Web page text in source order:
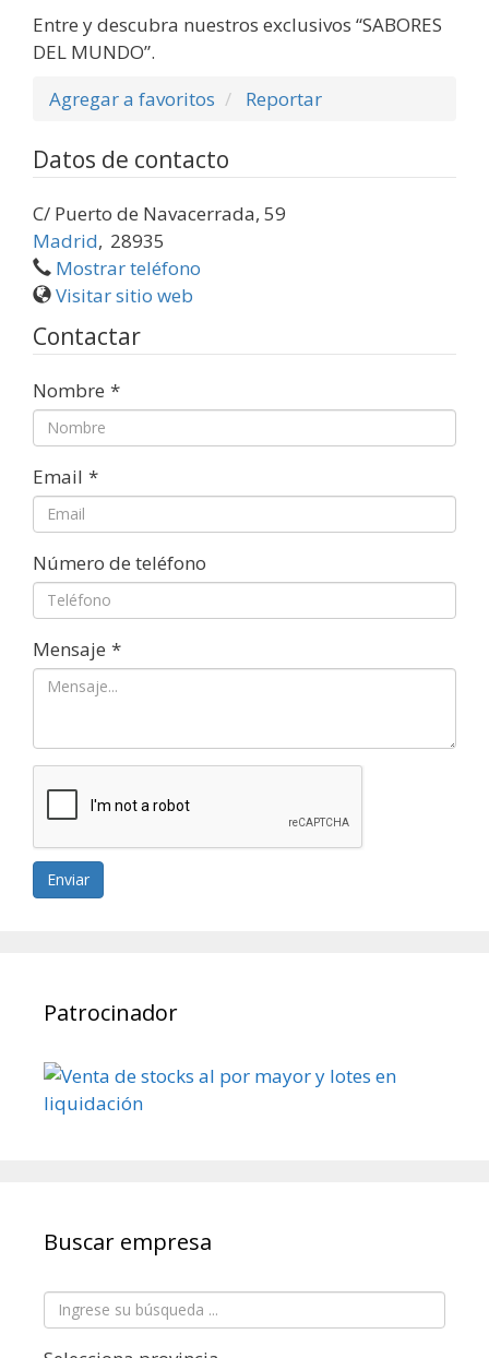
Entre y descubra nuestros exclusivos “SABORES
DEL MUNDO”.
Agregar a favoritos
Reportar
Datos de contacto
C/ Puerto de Navacerrada, 59
Madrid, 28935
Mostrar teléfono
Visitar sitio web
Contactar
Nombre *
Email *
Número de teléfono
Mensaje *
Enviar
Patrocinador
Buscar empresa